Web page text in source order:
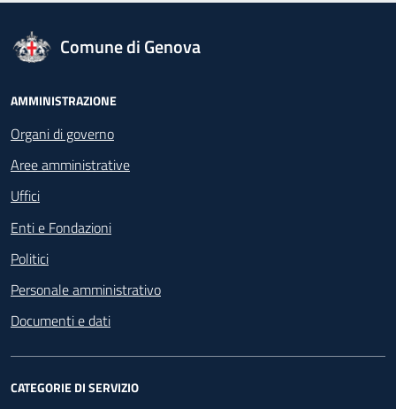
logo Unione Europea
Comune di Genova
Footer - Navigazione
AMMINISTRAZIONE
Organi di governo
Aree amministrative
Uffici
Enti e Fondazioni
Politici
Personale amministrativo
Documenti e dati
CATEGORIE DI SERVIZIO